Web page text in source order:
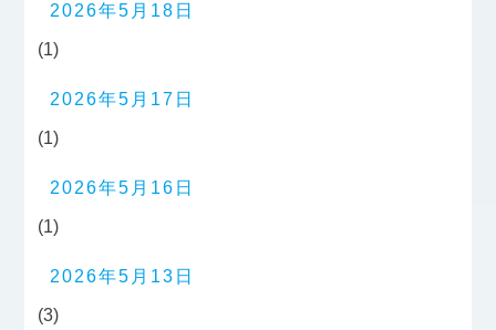
2026年5月18日
(1)
2026年5月17日
(1)
2026年5月16日
(1)
2026年5月13日
(3)